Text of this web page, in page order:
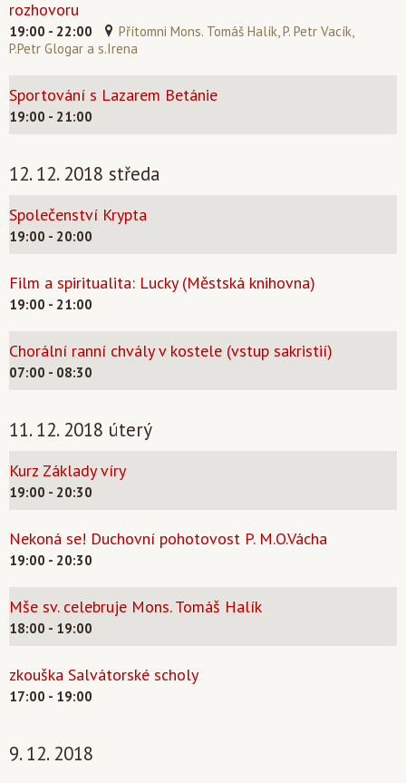
rozhovoru
19:00 - 22:00
Přítomni Mons. Tomáš Halík, P. Petr Vacík,
P.Petr Glogar a s.Irena
Sportování s Lazarem Betánie
19:00 - 21:00
12. 12. 2018 středa
Společenství Krypta
19:00 - 20:00
Film a spiritualita: Lucky (Městská knihovna)
19:00 - 21:00
Chorální ranní chvály v kostele (vstup sakristií)
07:00 - 08:30
11. 12. 2018 úterý
Kurz Základy víry
19:00 - 20:30
Nekoná se! Duchovní pohotovost P. M.O.Vácha
19:00 - 20:30
Mše sv. celebruje Mons. Tomáš Halík
18:00 - 19:00
zkouška Salvátorské scholy
17:00 - 19:00
9. 12. 2018